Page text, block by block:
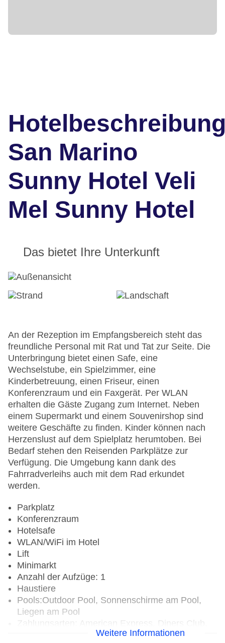
San Marino
Sunny Hotel Veli
Mel Sunny Hotel
Das bietet Ihre Unterkunft
An der Rezeption im Empfangsbereich steht das
freundliche Personal mit Rat und Tat zur Seite. Die
Unterbringung bietet einen Safe, eine
Wechselstube, ein Spielzimmer, eine
Kinderbetreuung, einen Friseur, einen
Konferenzraum und ein Faxgerät. Per WLAN
erhalten die Gäste Zugang zum Internet. Neben
einem Supermarkt und einem Souvenirshop sind
weitere Geschäfte zu finden. Kinder können nach
Herzenslust auf dem Spielplatz herumtoben. Bei
Bedarf stehen den Reisenden Parkplätze zur
Verfügung. Die Umgebung kann dank des
Fahrradverleihs auch mit dem Rad erkundet
werden.
Parkplatz
Konferenzraum
Hotelsafe
WLAN/WiFi im Hotel
Lift
Minimarkt
Anzahl der Aufzüge: 1
Haustiere
Pools:Outdoor Pool, Sonnenschirme am Pool,
Liegen am Pool
Weitere Informationen